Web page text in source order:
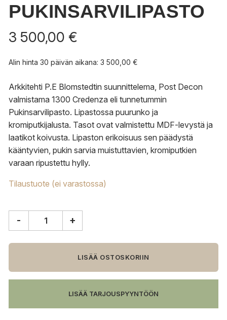
PUKINSARVILIPASTO
3 500,00 €
Alin hinta 30 päivän aikana: 3 500,00 €
Arkkitehti P.E Blomstedtin suunnittelema, Post Decon
valmistama 1300 Credenza eli tunnetummin
Pukinsarvilipasto. Lipastossa puurunko ja
kromiputkijalusta. Tasot ovat valmistettu MDF-levystä ja
laatikot koivusta. Lipaston erikoisuus sen päädystä
kääntyvien, pukin sarvia muistuttavien, kromiputkien
varaan ripustettu hylly.
Tilaustuote (ei varastossa)
Credenza
määrä
- +
LISÄÄ OSTOSKORIIN
LISÄÄ TARJOUSPYYNTÖÖN